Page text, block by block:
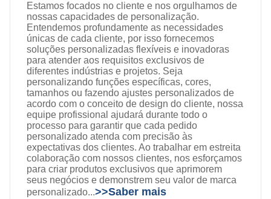
Estamos focados no cliente e nos orgulhamos de
nossas capacidades de personalização.
Entendemos profundamente as necessidades
únicas de cada cliente, por isso fornecemos
soluções personalizadas flexíveis e inovadoras
para atender aos requisitos exclusivos de
diferentes indústrias e projetos. Seja
personalizando funções específicas, cores,
tamanhos ou fazendo ajustes personalizados de
acordo com o conceito de design do cliente, nossa
equipe profissional ajudará durante todo o
processo para garantir que cada pedido
personalizado atenda com precisão às
expectativas dos clientes. Ao trabalhar em estreita
colaboração com nossos clientes, nos esforçamos
para criar produtos exclusivos que aprimorem
seus negócios e demonstrem seu valor de marca
personalizado...>>Saber mais